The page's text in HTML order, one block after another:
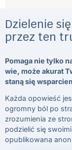
Dzielenie
przez ten
Pomaga nie tylko
wie, może akurat
staną się
Każda opowieść
ogromny ból po
zrozumienia ze
podzielić się
opublikowana